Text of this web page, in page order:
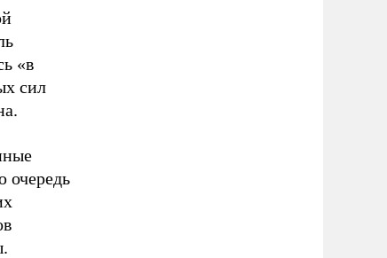
«в
сил
очередь